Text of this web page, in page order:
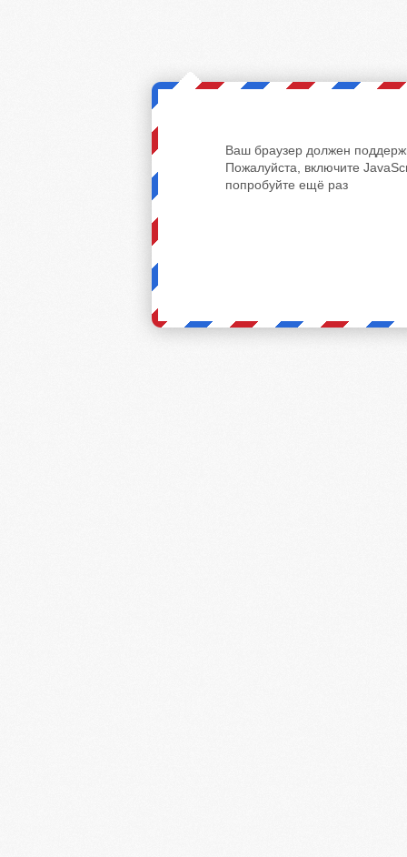
Ваш браузер должен
Пожалуйста, включите
попробуйте ещё раз